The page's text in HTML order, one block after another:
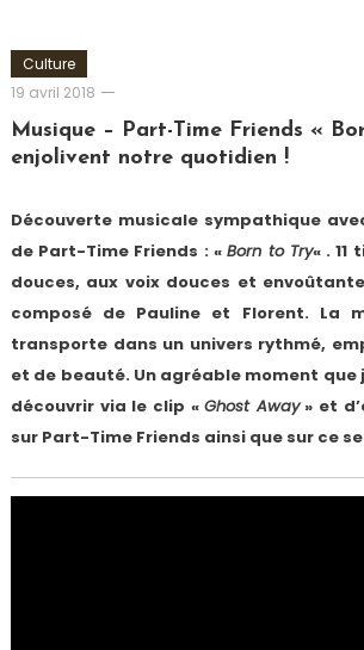
Culture
19 avril 2018
Romain-
Paris
Musique – Part-Time Friends «
enjolivent notre quotidien !
Découverte musicale sympathique
de Part-Time Friends : «Born to Try« .
douces, aux voix douces et
composé de Pauline et Florent. La
transporte dans un univers rythmé,
et de beauté. Un agréable moment que
découvrir via le clip «Ghost Away» et
sur Part-Time Friends ainsi que sur ce